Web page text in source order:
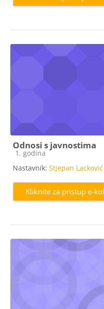
Odnosi s javnostima
Kategorija e-kolegija
1. godina
Nastavnik: Stjepan Lacković
Kliknite za pristup e-